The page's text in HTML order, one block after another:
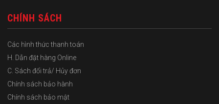
CHÍNH SÁCH
Các hình thức thanh toán
H. Dẫn đặt hàng Online
C. Sách đổi trả/ Hủy đơn
Chính sách bảo hành
Chính sách bảo mật